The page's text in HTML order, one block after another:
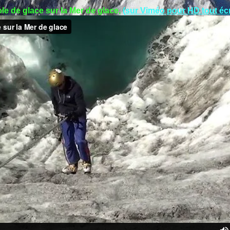
de glace sur la Mer de glace, (sur Viméo pour HD tout